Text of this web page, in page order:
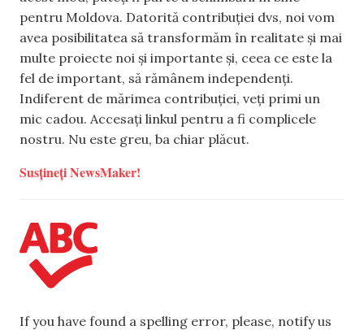
pentru Moldova. Datorită contribuției dvs, noi vom
avea posibilitatea să transformăm în realitate și mai
multe proiecte noi și importante și, ceea ce este la
fel de important, să rămânem independenți.
Indiferent de mărimea contribuției, veți primi un
mic cadou. Accesați linkul pentru a fi complicele
nostru. Nu este greu, ba chiar plăcut.
Susțineți NewsMaker!
If you have found a spelling error, please, notify us